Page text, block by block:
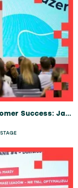
5 transformacyjnych strategii Customer Success: Jak przyspieszyć wzrost i zwiększyć dochód organizacji
STAGE